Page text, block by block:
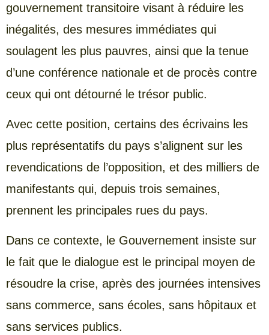
gouvernement transitoire visant à réduire les
inégalités, des mesures immédiates qui
soulagent les plus pauvres, ainsi que la tenue
d’une conférence nationale et de procès contre
ceux qui ont détourné le trésor public.
Avec cette position, certains des écrivains les
plus représentatifs du pays s’alignent sur les
revendications de l’opposition, et des milliers de
manifestants qui, depuis trois semaines,
prennent les principales rues du pays.
Dans ce contexte, le Gouvernement insiste sur
le fait que le dialogue est le principal moyen de
résoudre la crise, après des journées intensives
sans commerce, sans écoles, sans hôpitaux et
sans services publics.